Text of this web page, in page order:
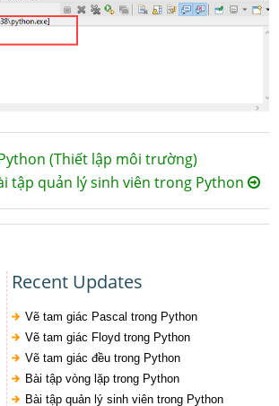
(Thiết lập môi trường)
tập quản lý sinh viên trong Python
Recent Updates
Vẽ tam giác Pascal trong Python
Vẽ tam giác Floyd trong Python
Vẽ tam giác đều trong Python
Bài tập vòng lặp trong Python
Bài tập quản lý sinh viên trong Python